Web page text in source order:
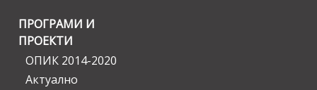
ПРОГРАМИ И
ПРОЕКТИ
ОПИК 2014-2020
Актуално